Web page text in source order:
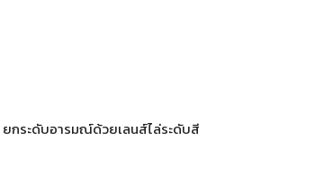
ยกระดับอารมณ์ด้วยเลนส์ไล่ระดับสี